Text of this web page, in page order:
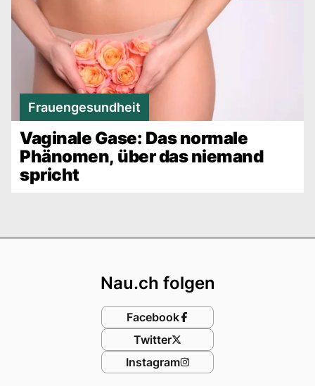
Frauengesundheit
Vaginale Gase: Das normale
Phänomen, über das niemand
spricht
Nau.ch folgen
Facebook
Twitter
Instagram